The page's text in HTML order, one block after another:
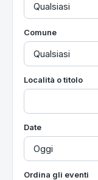
Comune
Località o titolo
Date
Ordina gli eventi